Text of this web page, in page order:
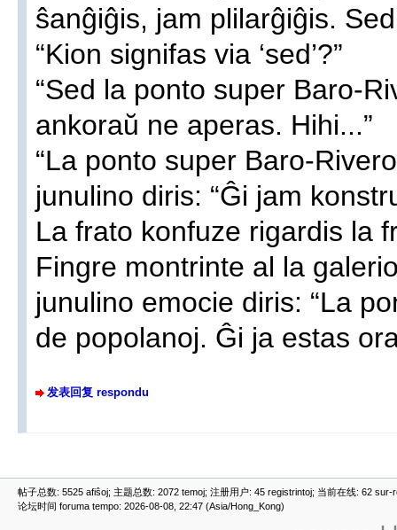
ŝanĝiĝis, jam plilarĝiĝis.
“Kion signifas via ‘sed’?”
“Sed la ponto super Baro-
ankoraŭ ne aperas. Hihi...”
“La ponto super Baro-
junulino diris: “Ĝi jam
La frato konfuze rigardis la
Fingre montrinte al la
junulino emocie diris: “La
de popolanoj. Ĝi ja estas
发表回复 respondu
帖子总数: 5525 afiŝoj; 主题总数: 2072 temoj; 注册用户: 45 registrintoj; 当前在线: 62
论坛时间 foruma tempo: 2026-08-08, 22:47 (Asia/Hong_Kong)